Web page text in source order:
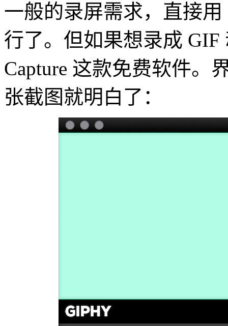
一般的录屏需求，直接用
行了。但如果想录成
Capture 这款免费软件。
张截图就明白了：